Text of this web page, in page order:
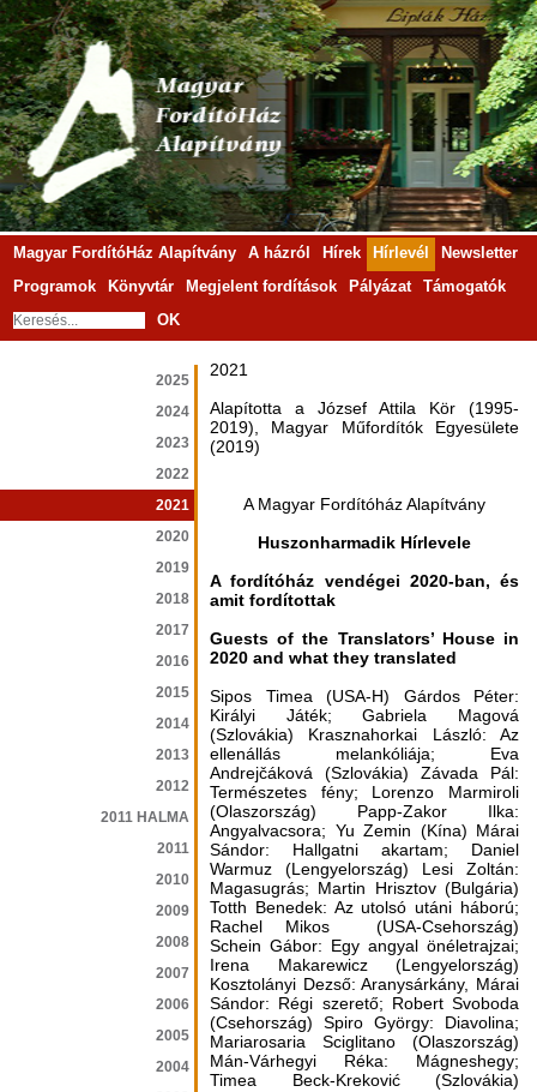
Magyar FordítóHáz Alapítvány A házról Hírek Hírlevél
Newsletter
Programok
Könyvtár Megjelent fordítások Pályázat
Támogatók
OK
2025
2024
2023
2022
2021
2020
2019
2018
2017
2016
2015
2014
2013
2012
2011 HALMA
2011
2010
2009
2008
2007
2006
2005
2004
2021
Alapította a József Attila Kör (1995-
2019), Magyar Műfordítók Egyesülete
(2019)
A Magyar Fordítóház Alapítvány
Huszonharmadik Hírlevele
A fordítóház vendégei 2020-ban, és
amit fordítottak
Guests of the Translators’ House in
2020 and what they translated
Sipos Timea (USA-H) Gárdos Péter:
Királyi Játék; Gabriela Magová
(Szlovákia) Krasznahorkai László: Az
ellenállás melankóliája; Eva
Andrejčáková (Szlovákia) Závada Pál:
Természetes fény; Lorenzo Marmiroli
(Olaszország) Papp-Zakor Ilka:
Angyalvacsora; Yu Zemin (Kína) Márai
Sándor: Hallgatni akartam; Daniel
Warmuz (Lengyelország) Lesi Zoltán:
Magasugrás; Martin Hrisztov (Bulgária)
Totth Benedek: Az utolsó utáni háború;
Rachel Mikos (USA-Csehország)
Schein Gábor: Egy angyal önéletrajzai;
Irena Makarewicz (Lengyelország)
Kosztolányi Dezső: Aranysárkány, Márai
Sándor: Régi szerető; Robert Svoboda
(Csehország) Spiro György: Diavolina;
Mariarosaria Sciglitano (Olaszország)
Mán-Várhegyi Réka: Mágneshegy;
Timea Beck-Kreković (Szlovákia)